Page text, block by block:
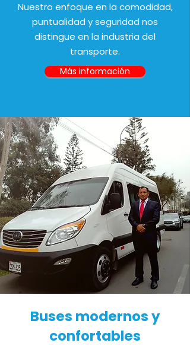
Nuestro enfoque en la comodidad,
puntualidad y seguridad nos
distingue en la industria del
transporte.
Más información
Buses modernos y
confortables